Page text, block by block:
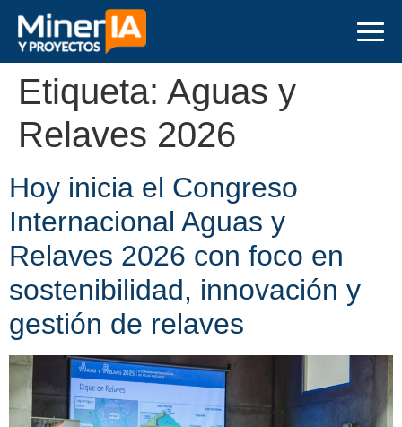
Etiqueta: Aguas y
Relaves 2026
Hoy inicia el Congreso
Internacional Aguas y
Relaves 2026 con foco en
sostenibilidad, innovación y
gestión de relaves